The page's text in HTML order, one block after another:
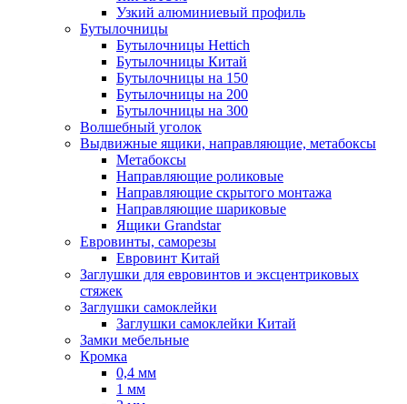
Узкий алюминиевый профиль
Бутылочницы
Бутылочницы Hettich
Бутылочницы Китай
Бутылочницы на 150
Бутылочницы на 200
Бутылочницы на 300
Волшебный уголок
Выдвижные ящики, направляющие, метабоксы
Метабоксы
Направляющие роликовые
Направляющие скрытого монтажа
Направляющие шариковые
Ящики Grandstar
Евровинты, саморезы
Евровинт Китай
Заглушки для евровинтов и эксцентриковых
стяжек
Заглушки самоклейки
Заглушки самоклейки Китай
Замки мебельные
Кромка
0,4 мм
1 мм